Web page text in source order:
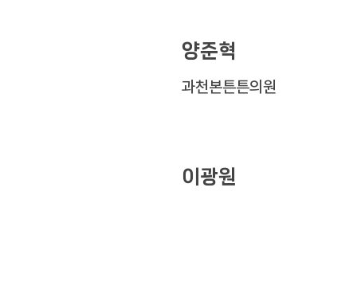
양준혁
과천본튼튼의원
이광원